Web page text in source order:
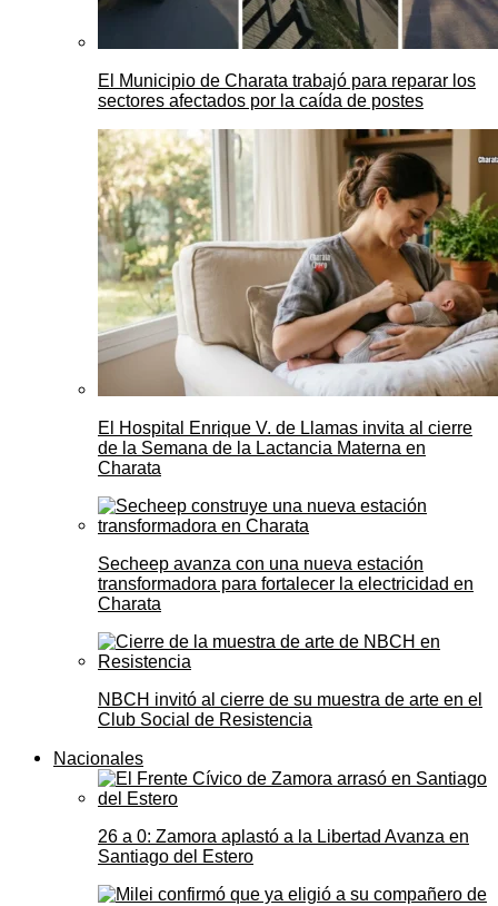
El Municipio de Charata trabajó para reparar los
sectores afectados por la caída de postes
El Hospital Enrique V. de Llamas invita al cierre
de la Semana de la Lactancia Materna en
Charata
Secheep avanza con una nueva estación
transformadora para fortalecer la electricidad en
Charata
NBCH invitó al cierre de su muestra de arte en el
Club Social de Resistencia
Nacionales
26 a 0: Zamora aplastó a la Libertad Avanza en
Santiago del Estero